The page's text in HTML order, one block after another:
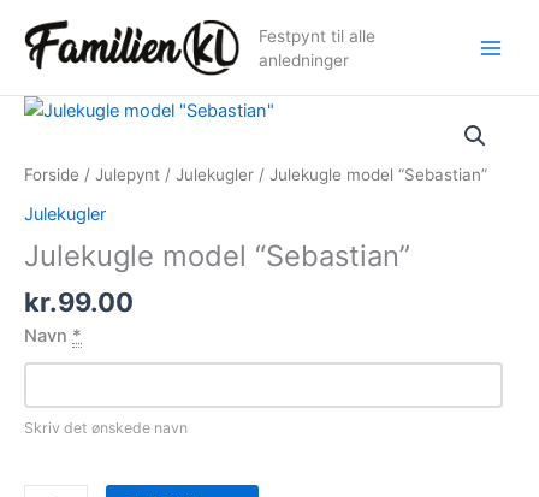
indholdet
Festpynt til alle
anledninger
Forside / Julepynt / Julekugler / Julekugle model “Sebastian”
Julekugler
Julekugle model “Sebastian”
kr.99.00
Navn *
Skriv det ønskede navn